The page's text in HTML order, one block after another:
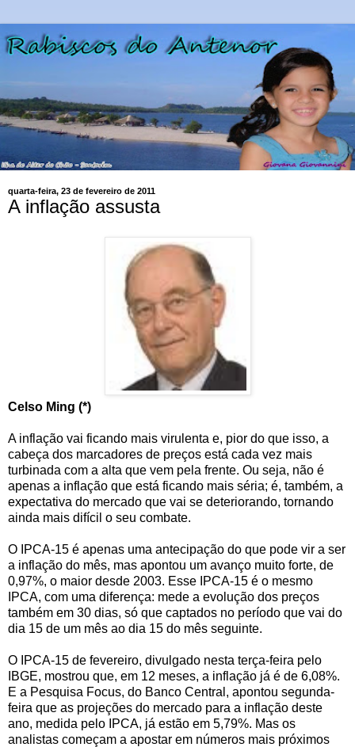
quarta-feira, 23 de fevereiro de 2011
A inflação assusta
Celso Ming (*)
A inflação vai ficando mais virulenta e, pior do que isso, a
cabeça dos marcadores de preços está cada vez mais
turbinada com a alta que vem pela frente. Ou seja, não é
apenas a inflação que está ficando mais séria; é, também, a
expectativa do mercado que vai se deteriorando, tornando
ainda mais difícil o seu combate.
O IPCA-15 é apenas uma antecipação do que pode vir a ser
a inflação do mês, mas apontou um avanço muito forte, de
0,97%, o maior desde 2003. Esse IPCA-15 é o mesmo
IPCA, com uma diferença: mede a evolução dos preços
também em 30 dias, só que captados no período que vai do
dia 15 de um mês ao dia 15 do mês seguinte.
O IPCA-15 de fevereiro, divulgado nesta terça-feira pelo
IBGE, mostrou que, em 12 meses, a inflação já é de 6,08%.
E a Pesquisa Focus, do Banco Central, apontou segunda-
feira que as projeções do mercado para a inflação deste
ano, medida pelo IPCA, já estão em 5,79%. Mas os
analistas começam a apostar em números mais próximos